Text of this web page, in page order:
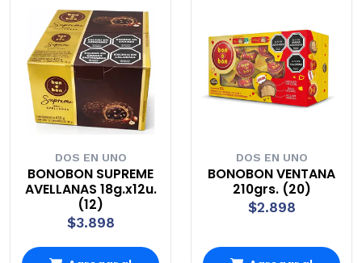
DOS EN UNO
BONOBON SUPREME
AVELLANAS 18g.x12u.
(12)
$3.898
DOS EN UNO
BONOBON VENTANA
210grs. (20)
$2.898